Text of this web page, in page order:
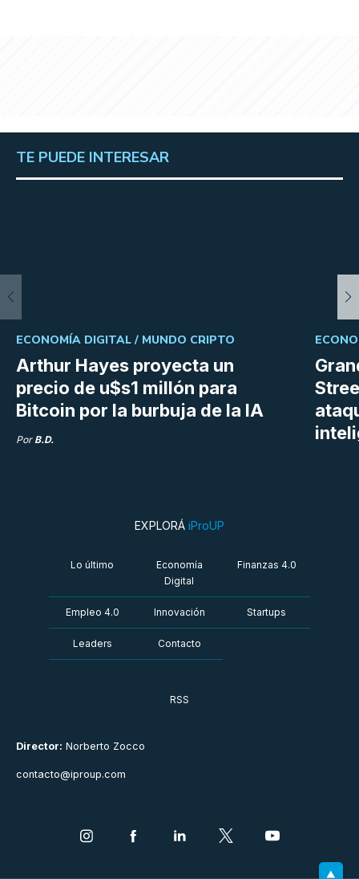
TE PUEDE INTERESAR
Arthur Hayes proyecta un
precio de u$s1 millón para
Bitcoin por la burbuja de la IA
ECONOMÍA DIGITAL / MUNDO CRIPTO
Por B.D.
Director: Norberto Zocco
contacto@iproup.com
EXPLORÁ iProUP
Lo último
Economía
Digital
Finanzas 4.0
Empleo 4.0 Innovación Startups
Leaders Contacto
RSS